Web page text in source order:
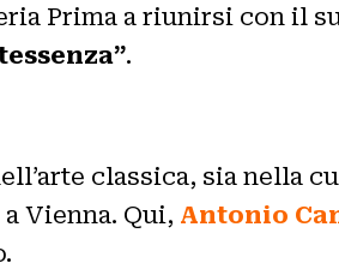
Prima a riunirsi con il
.
classica, sia nella
a Vienna. Qui, Antonio